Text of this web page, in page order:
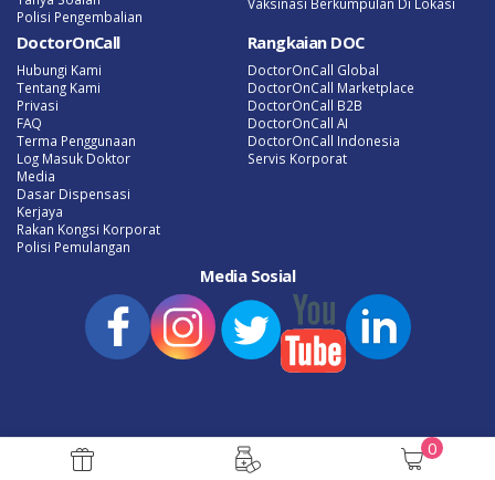
Promosi eFarmasi Terkini Tanya Doktor Atas Talian
0
Polisi Pengembalian
DoctorOnCall
Hubungi Kami
Tentang Kami
Privasi
FAQ
Terma Penggunaan
Log Masuk Doktor
Media
Dasar Dispensasi
Kerjaya
Rakan Kongsi Korporat
Polisi Pemulangan
Rangkaian DOC
DoctorOnCall Global
DoctorOnCall Marketplace
DoctorOnCall B2B
DoctorOnCall AI
DoctorOnCall Indonesia
Servis Korporat
Media Sosial